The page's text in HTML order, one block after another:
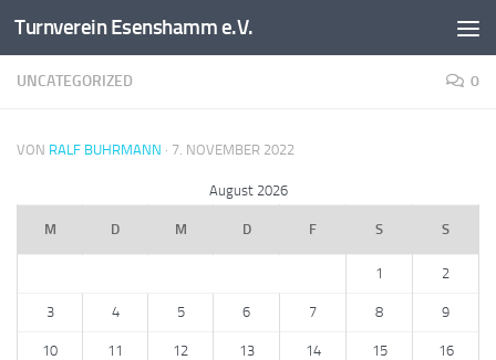
Zum Inhalt springen
Turnverein Esenshamm e.V.
UNCATEGORIZED 0
VON RALF BUHRMANN · 7. NOVEMBER 2022
August 2026
M D M D F S S
1 2
3 4 5 6 7 8 9
10 11 12 13 14 15 16